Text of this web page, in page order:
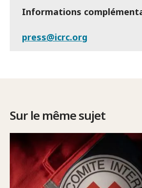
Informations
press@icrc.org
Sur le même sujet